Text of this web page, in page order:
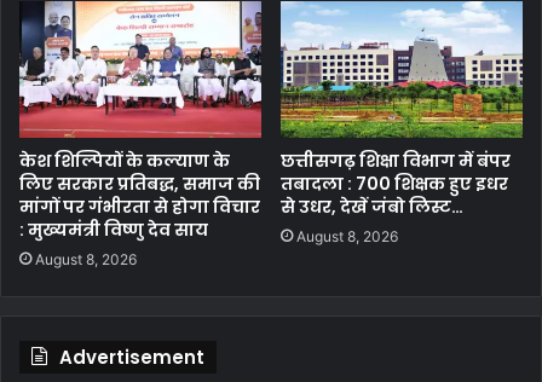
केश शिल्पियों के कल्याण के
लिए सरकार प्रतिबद्ध, समाज की
मांगों पर गंभीरता से होगा विचार
: मुख्यमंत्री विष्णु देव साय
August 8, 2026
छत्तीसगढ़ शिक्षा विभाग में बंपर
तबादला : 700 शिक्षक हुए इधर
से उधर, देखें जंबो लिस्ट…
August 8, 2026
Advertisement